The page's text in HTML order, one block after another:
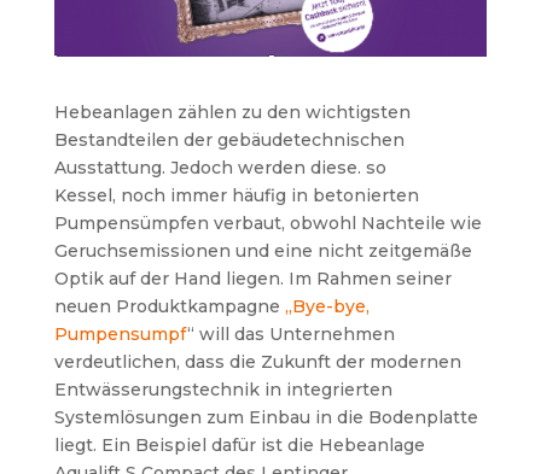
Hebeanlagen zählen zu den wichtigsten
Bestandteilen der gebäudetechnischen
Ausstattung. Jedoch werden diese. so
Kessel, noch immer häufig in betonierten
Pumpensümpfen verbaut, obwohl Nachteile wie
Geruchsemissionen und eine nicht zeitgemäße
Optik auf der Hand liegen. Im Rahmen seiner
neuen Produktkampagne „Bye-bye,
Pumpensumpf“ will das Unternehmen
verdeutlichen, dass die Zukunft der modernen
Entwässerungstechnik in integrierten
Systemlösungen zum Einbau in die Bodenplatte
liegt. Ein Beispiel dafür ist die Hebeanlage